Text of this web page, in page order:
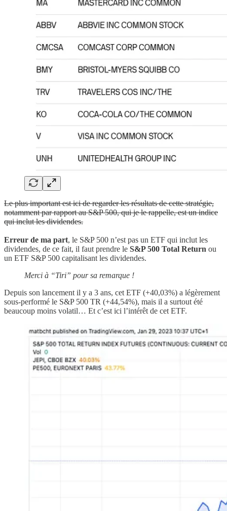
Le plus important est ici de regarder les résultats de cette stratégie,
notamment par rapport au S&P 500, qui je le rappelle, est un indice
qui inclut les dividendes.
Erreur de ma part, le S&P 500 n’est pas un ETF qui inclut les
dividendes, de ce fait, il faut prendre le S&P 500 Total Return ou
un ETF S&P 500 capitalisant les dividendes.
Merci à “Tiri” pour sa remarque !
Depuis son lancement il y a 3 ans, cet ETF (+40,03%) a légèrement
sous-performé le S&P 500 TR (+44,54%), mais il a surtout été
beaucoup moins volatil… Et c’est ici l’intérêt de cet ETF.